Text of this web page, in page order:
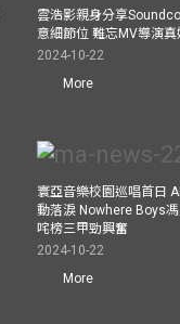
雲浩影親身分享
意細節位 難忘MV導演
2024-10-22
More
寰亞音樂校園巡唱首日
動落淚 Nowhere Boys
咤榜三甲勁興奮
2024-10-22
More